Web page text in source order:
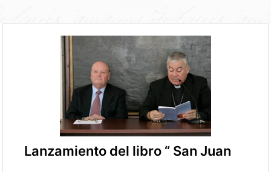
Lanzamiento del libro “ San Juan